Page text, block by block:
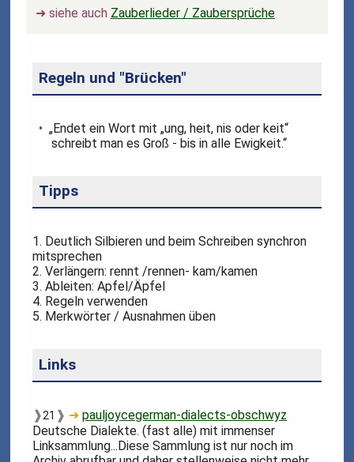
➜ siehe auch Zauberlieder / Zaubersprüche
Regeln und "Brücken"
„Endet ein Wort mit „ung, heit, nis oder keit“
schreibt man es Groß - bis in alle Ewigkeit.“
Tipps
1. Deutlich Silbieren und beim Schreiben synchron
mitsprechen
2. Verlängern: rennt /rennen- kam/kamen
3. Ableiten: Apfel/Äpfel
4. Regeln verwenden
5. Merkwörter / Ausnahmen üben
Links
❱21 ❱ ➜pauljoycegerman-dialects-obschwyz
Deutsche Dialekte. (fast alle) mit immenser
Linksammlung...Diese Sammlung ist nur noch im